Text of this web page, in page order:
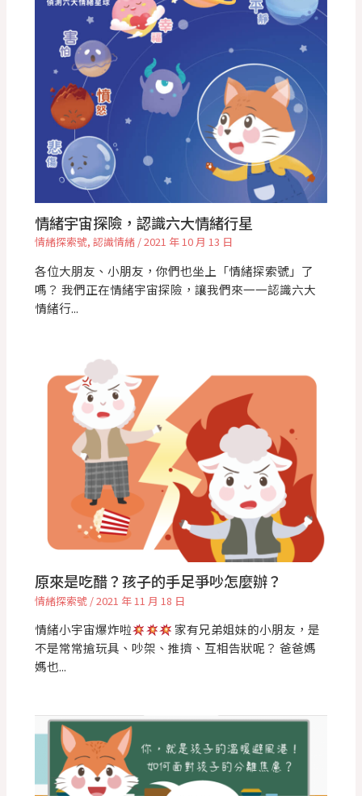
情緒宇宙探險，認識六大情緒行星
情緒探索號, 認識情緒/2021 年 10 月 13 日
各位大朋友、小朋友，你們也坐上「情緒探索號」了
嗎？ 我們正在情緒宇宙探險，讓我們來一一認識六大
情緒行...
原來是吃醋？孩子的手足爭吵怎麼辦？
情緒探索號 /2021 年 11 月 18 日
情緒小宇宙爆炸啦
家有兄弟姐妹的小朋友，是
不是常常搶玩具、吵架、推擠、互相告狀呢？ 爸爸媽
媽也...